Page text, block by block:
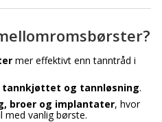
mer effektivt enn tanntråd i
tannkjøttet og tannløsning.
broer og implantater, hvor
med vanlig børste.